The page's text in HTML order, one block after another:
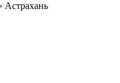
Астрахань